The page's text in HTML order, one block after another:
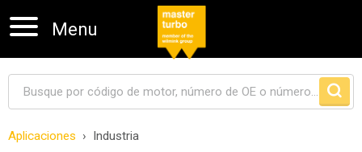
Menu
Aplicaciones Industria